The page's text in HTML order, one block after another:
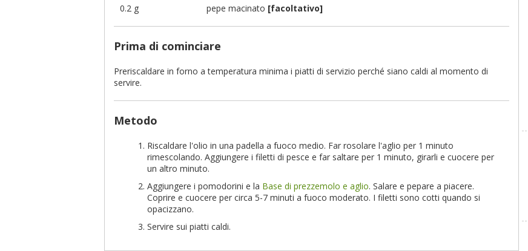
0.2 g pepe macinato [facoltativo]
Prima di cominciare
Preriscaldare in forno a temperatura minima i piatti di servizio perché siano caldi al momento di
servire.
Metodo
Riscaldare l'olio in una padella a fuoco medio. Far rosolare l'aglio per 1 minuto
rimescolando. Aggiungere i filetti di pesce e far saltare per 1 minuto, girarli e cuocere per
un altro minuto.
Aggiungere i pomodorini e la Base di prezzemolo e aglio. Salare e pepare a piacere.
Coprire e cuocere per circa 5-7 minuti a fuoco moderato. I filetti sono cotti quando si
opacizzano.
Servire sui piatti caldi.